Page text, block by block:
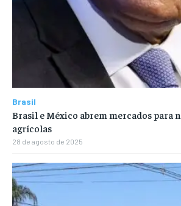
Brasil
Brasil e México abrem mercados para
agrícolas
28 de agosto de 2025